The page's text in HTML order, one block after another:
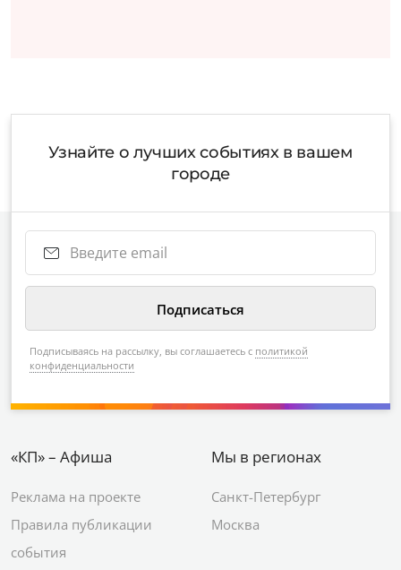
Узнайте о лучших событиях в вашем
городе
Подписываясь на рассылку, вы соглашаетесь с политикой
конфиденциальности
«КП» – Афиша
Реклама на проекте
Правила публикации
события
Мы в регионах
Санкт-Петербург
Москва